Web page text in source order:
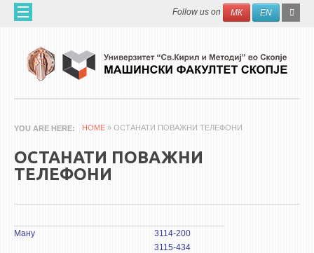
Skip to main content Search
Follow us on МК EN
ЗА НАС
60 ГОДИНИ МФ
НАУЧНА ДЕЈНОСТ
МЕЃУНАРОДНА СОРАБОТКА
YOU ARE HERE HOME » ОСТАНАТИ ПОВАЖНИ ТЕЛЕФОНИ
ОСТАНАТИ ПОВАЖНИ
ТЕЛЕФОНИ
Ману
3114-200
3115-434